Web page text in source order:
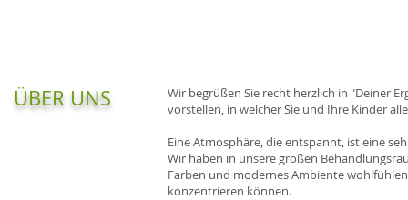
ÜBER UNS
Wir begrüßen Sie recht herzlich in "Deiner
vorstellen, in welcher Sie und Ihre Kinder
Eine Atmosphäre, die entspannt, ist eine
Wir haben in unsere großen
Farben und modernes Ambiente
konzentrieren können.